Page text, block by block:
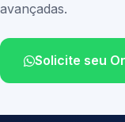
avançadas.
Solicite seu